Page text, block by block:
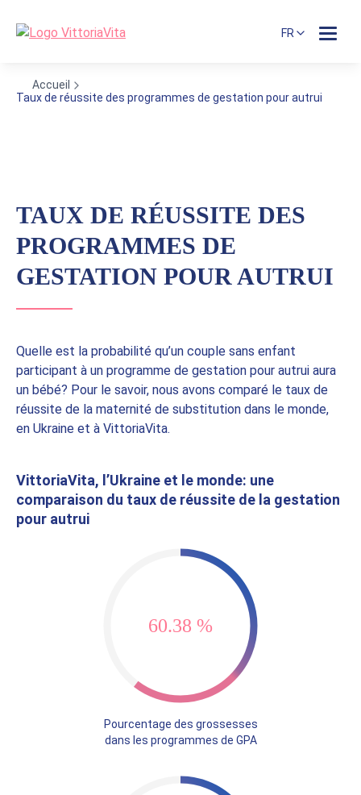
FR
Accueil
Taux de réussite des programmes de gestation pour autrui
TAUX DE RÉUSSITE DES
PROGRAMMES DE
GESTATION POUR AUTRUI
Quelle est la probabilité qu’un couple sans enfant
participant à un programme de gestation pour autrui aura
un bébé? Pour le savoir, nous avons comparé le taux de
réussite de la maternité de substitution dans le monde,
en Ukraine et à VittoriaVita.
VittoriaVita, l’Ukraine et le monde: une
comparaison du taux de réussite de la gestation
pour autrui
80.07 %
Pourcentage des grossesses
dans les programmes de GPA